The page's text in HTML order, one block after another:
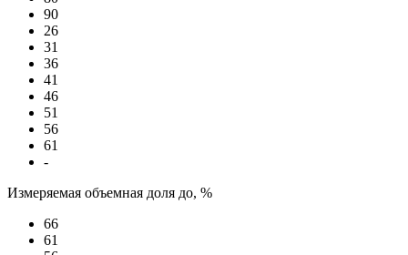
90
26
31
36
41
46
51
56
61
-
Измеряемая объемная доля до, %
66
61